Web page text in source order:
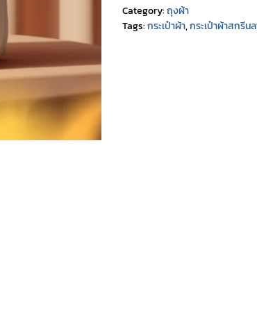
Category:ถุงผ้า
Tags:กระเป๋าผ้า,กระเป๋าผ้าสกรีน